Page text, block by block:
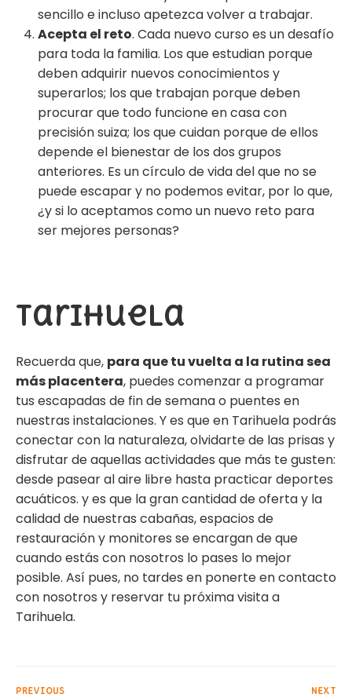
sencillo e incluso apetezca volver a trabajar.
Acepta el reto. Cada nuevo curso es un desafío
para toda la familia. Los que estudian porque
deben adquirir nuevos conocimientos y
superarlos; los que trabajan porque deben
procurar que todo funcione en casa con
precisión suiza; los que cuidan porque de ellos
depende el bienestar de los dos grupos
anteriores. Es un círculo de vida del que no se
puede escapar y no podemos evitar, por lo que,
¿y si lo aceptamos como un nuevo reto para
ser mejores personas?
Tarihuela
Recuerda que, para que tu vuelta a la rutina sea
más placentera, puedes comenzar a programar
tus escapadas de fin de semana o puentes en
nuestras instalaciones. Y es que en Tarihuela podrás
conectar con la naturaleza, olvidarte de las prisas y
disfrutar de aquellas actividades que más te gusten:
desde pasear al aire libre hasta practicar deportes
acuáticos. y es que la gran cantidad de oferta y la
calidad de nuestras cabañas, espacios de
restauración y monitores se encargan de que
cuando estás con nosotros lo pases lo mejor
posible. Así pues, no tardes en ponerte en contacto
con nosotros y reservar tu próxima visita a
Tarihuela.
PREVIOUS NEXT